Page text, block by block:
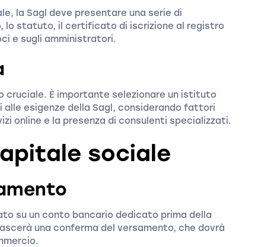
la Sagl deve presentare una serie di
statuto, il certificato di iscrizione al registro
e sugli amministratori.
cruciale. È importante selezionare un istituto
esigenze della Sagl, considerando fattori
online e la presenza di consulenti specializzati.
sociale
su un conto bancario dedicato prima della
una conferma del versamento, che dovrà